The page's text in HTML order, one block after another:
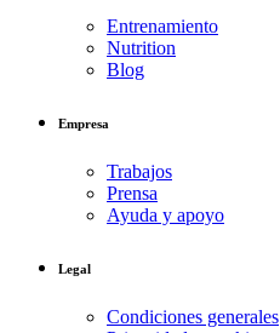
Entrenamiento
Nutrition
Blog
Empresa
Trabajos
Prensa
Ayuda y apoyo
Legal
Condiciones generales